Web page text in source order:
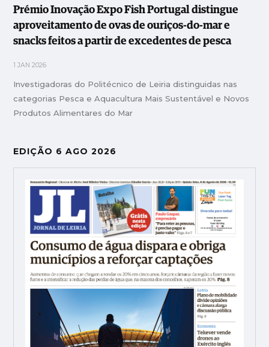
Prémio Inovação Expo Fish Portugal distingue
aproveitamento de ovas de ouriços-do-mar e
snacks feitos a partir de excedentes de pesca
1 JAN 2026
Investigadoras do Politécnico de Leiria distinguidas nas
categorias Pesca e Aquacultura Mais Sustentável e Novos
Produtos Alimentares do Mar
EDIÇÃO 6 AGO 2026